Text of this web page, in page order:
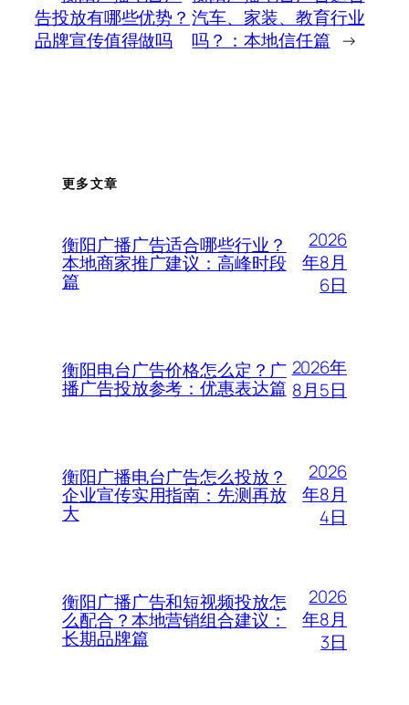
告投放有哪些优势？
品牌宣传值得做吗
汽车、家装、教育行业
吗？：本地信任篇 →
更多文章
衡阳广播广告适合哪些行业？
本地商家推广建议：高峰时段
篇
2026
年8月
6日
衡阳电台广告价格怎么定？广
播广告投放参考：优惠表达篇
2026年
8月5日
衡阳广播电台广告怎么投放？
企业宣传实用指南：先测再放
大
2026
年8月
4日
衡阳广播广告和短视频投放怎
么配合？本地营销组合建议：
长期品牌篇
2026
年8月
3日